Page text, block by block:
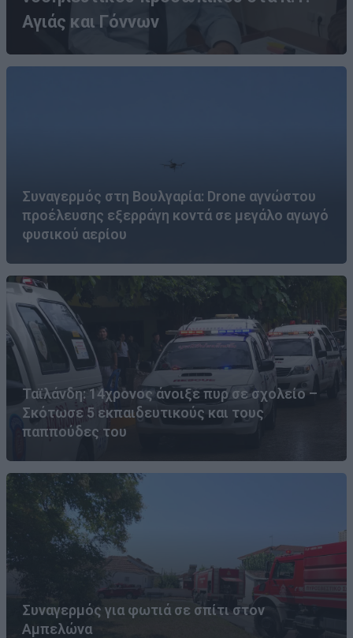
Αγιάς και Γόννων
Συναγερμός στη Βουλγαρία: Drone αγνώστου
προέλευσης εξερράγη κοντά σε μεγάλο αγωγό
φυσικού αερίου
Ταϊλάνδη: 14χρονος άνοιξε πυρ σε σχολείο –
Σκότωσε 5 εκπαιδευτικούς και τους
παππούδες του
Συναγερμός για φωτιά σε σπίτι στον
Αμπελώνα